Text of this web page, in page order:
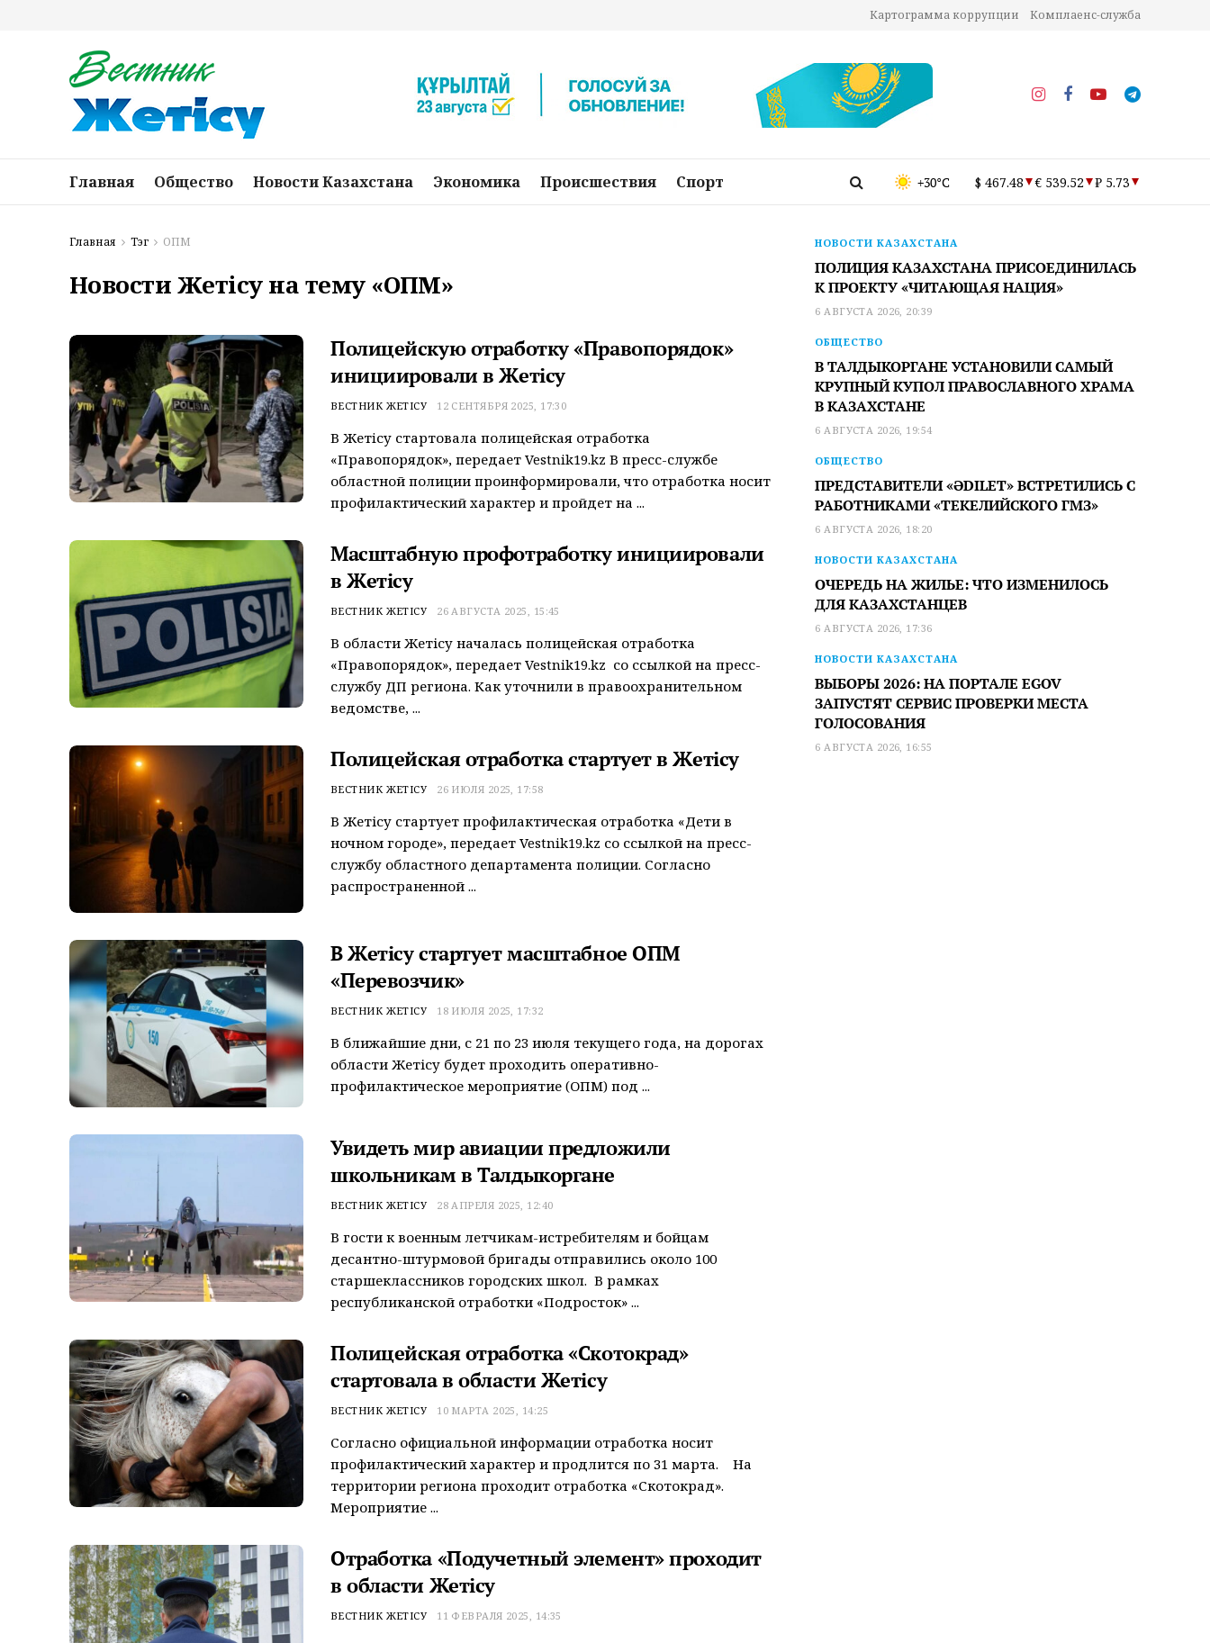
Картограмма коррупции Комплаенс-служба
Главная Общество Новости Казахстана Экономика Происшествия Спорт +30°C $ 467.48 € 539.52 ₽ 5.73
Главная Тэг ОПМ
Новости Жетісу на тему «ОПМ»
Полицейскую отработку «Правопорядок»
инициировали в Жетiсу
ВЕСТНИК ЖЕТІСУ 12 СЕНТЯБРЯ 2025, 17:30
В Жетiсу стартовала полицейская отработка
«Правопорядок», передает Vestnik19.kz В пресс-службе
областной полиции проинформировали, что отработка носит
профилактический характер и пройдет на ...
Масштабную профотработку инициировали
в Жетiсу
ВЕСТНИК ЖЕТІСУ 26 АВГУСТА 2025, 15:45
В области Жетісу началась полицейская отработка
«Правопорядок», передает Vestnik19.kz со ссылкой на пресс-
службу ДП региона. Как уточнили в правоохранительном
ведомстве, ...
Полицейская отработка стартует в Жетiсу
ВЕСТНИК ЖЕТІСУ 26 ИЮЛЯ 2025, 17:58
В Жетісу стартует профилактическая отработка «Дети в
ночном городе», передает Vestnik19.kz со ссылкой на пресс-
службу областного департамента полиции. Согласно
распространенной ...
В Жетісу стартует масштабное ОПМ
«Перевозчик»
ВЕСТНИК ЖЕТІСУ 18 ИЮЛЯ 2025, 17:32
В ближайшие дни, с 21 по 23 июля текущего года, на дорогах
области Жетісу будет проходить оперативно-
профилактическое мероприятие (ОПМ) под ...
Увидеть мир авиации предложили
школьникам в Талдыкоргане
ВЕСТНИК ЖЕТІСУ 28 АПРЕЛЯ 2025, 12:40
В гости к военным летчикам-истребителям и бойцам
десантно-штурмовой бригады отправились около 100
старшеклассников городских школ. В рамках
республиканской отработки «Подросток» ...
Полицейская отработка «Скотокрад»
стартовала в области Жетiсу
ВЕСТНИК ЖЕТІСУ 10 МАРТА 2025, 14:25
Согласно официальной информации отработка носит
профилактический характер и продлится по 31 марта. На
территории региона проходит отработка «Скотокрад».
Мероприятие ...
Отработка «Подучетный элемент» проходит
в области Жетісу
ВЕСТНИК ЖЕТІСУ 11 ФЕВРАЛЯ 2025, 14:35
НОВОСТИ КАЗАХСТАНА
ПОЛИЦИЯ КАЗАХСТАНА ПРИСОЕДИНИЛАСЬ
К ПРОЕКТУ «ЧИТАЮЩАЯ НАЦИЯ»
6 АВГУСТА 2026, 20:39
ОБЩЕСТВО
В ТАЛДЫКОРГАНЕ УСТАНОВИЛИ САМЫЙ
КРУПНЫЙ КУПОЛ ПРАВОСЛАВНОГО ХРАМА
В КАЗАХСТАНЕ
6 АВГУСТА 2026, 19:54
ОБЩЕСТВО
ПРЕДСТАВИТЕЛИ «ӘDILET» ВСТРЕТИЛИСЬ С
РАБОТНИКАМИ «ТЕКЕЛИЙСКОГО ГМЗ»
6 АВГУСТА 2026, 18:20
НОВОСТИ КАЗАХСТАНА
ОЧЕРЕДЬ НА ЖИЛЬЕ: ЧТО ИЗМЕНИЛОСЬ
ДЛЯ КАЗАХСТАНЦЕВ
6 АВГУСТА 2026, 17:36
НОВОСТИ КАЗАХСТАНА
ВЫБОРЫ 2026: НА ПОРТАЛЕ EGOV
ЗАПУСТЯТ СЕРВИС ПРОВЕРКИ МЕСТА
ГОЛОСОВАНИЯ
6 АВГУСТА 2026, 16:55